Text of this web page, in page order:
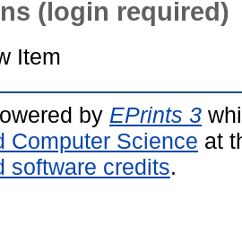
(login required)
Item
by EPrints 3
Computer Science at
software credits.